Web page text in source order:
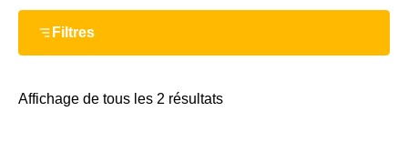
Filtres
Affichage de tous les 2 résultats